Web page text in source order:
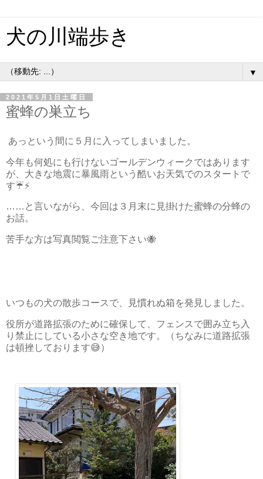
犬の川端歩き
▼
2021年5月1日土曜日
蜜蜂の巣立ち
あっという間に５月に入ってしまいました。
今年も何処にも行けないゴールデンウィークではあります
が、大きな地震に暴風雨という酷いお天気でのスタートで
す☔⚡
……と言いながら、今回は３月末に見掛けた蜜蜂の分蜂の
お話。
苦手な方は写真閲覧ご注意下さい🐝
いつもの犬の散歩コースで、見慣れぬ箱を発見しました。
役所が道路拡張のために確保して、フェンスで囲み立ち入
り禁止にしている小さな空き地です。（ちなみに道路拡張
は頓挫しております😅）